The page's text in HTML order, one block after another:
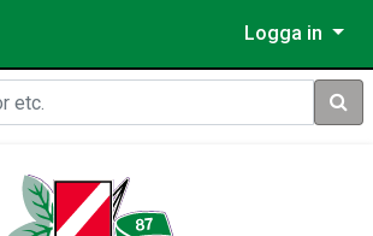
Logga in
Sök